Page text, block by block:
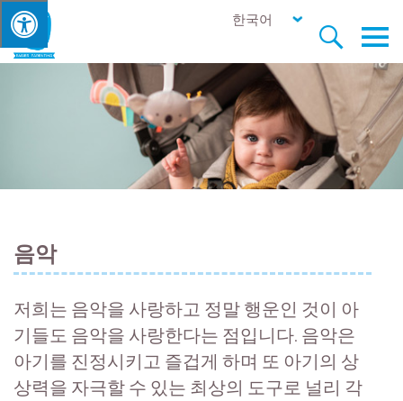


한국어
음악
저희는 음악을 사랑하고 정말 행운인 것이 아
기들도 음악을 사랑한다는 점입니다. 음악은
아기를 진정시키고 즐겁게 하며 또 아기의 상
상력을 자극할 수 있는 최상의 도구로 널리 각